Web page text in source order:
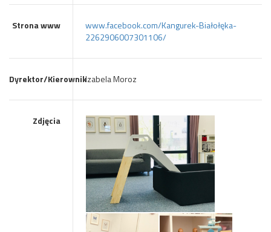
Strona www
www.facebook.com/Kangurek-Białołęka-
2262906007301106/
Dyrektor/KierownikIzabela Moroz
Zdjęcia